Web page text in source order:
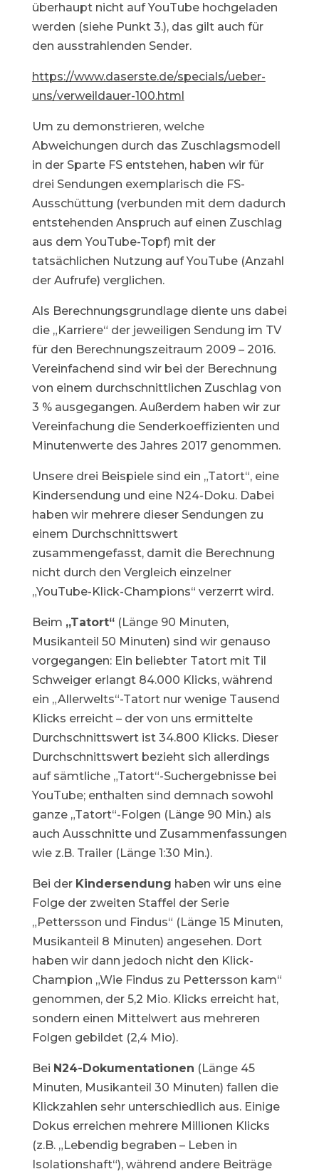
überhaupt nicht auf YouTube hochgeladen
werden (siehe Punkt 3.), das gilt auch für
den ausstrahlenden Sender.
https://www.daserste.de/specials/ueber-
uns/verweildauer-100.html
Um zu demonstrieren, welche
Abweichungen durch das Zuschlagsmodell
in der Sparte FS entstehen, haben wir für
drei Sendungen exemplarisch die FS-
Ausschüttung (verbunden mit dem dadurch
entstehenden Anspruch auf einen Zuschlag
aus dem YouTube-Topf) mit der
tatsächlichen Nutzung auf YouTube (Anzahl
der Aufrufe) verglichen.
Als Berechnungsgrundlage diente uns dabei
die „Karriere“ der jeweiligen Sendung im TV
für den Berechnungszeitraum 2009 – 2016.
Vereinfachend sind wir bei der Berechnung
von einem durchschnittlichen Zuschlag von
3 % ausgegangen. Außerdem haben wir zur
Vereinfachung die Senderkoeffizienten und
Minutenwerte des Jahres 2017 genommen.
Unsere drei Beispiele sind ein „Tatort“, eine
Kindersendung und eine N24-Doku. Dabei
haben wir mehrere dieser Sendungen zu
einem Durchschnittswert
zusammengefasst, damit die Berechnung
nicht durch den Vergleich einzelner
„YouTube-Klick-Champions“ verzerrt wird.
Beim „Tatort“(Länge 90 Minuten,
Musikanteil 50 Minuten) sind wir genauso
vorgegangen: Ein beliebter Tatort mit Til
Schweiger erlangt 84.000 Klicks, während
ein „Allerwelts“-Tatort nur wenige Tausend
Klicks erreicht – der von uns ermittelte
Durchschnittswert ist 34.800 Klicks. Dieser
Durchschnittswert bezieht sich allerdings
auf sämtliche „Tatort“-Suchergebnisse bei
YouTube; enthalten sind demnach sowohl
ganze „Tatort“-Folgen (Länge 90 Min.) als
auch Ausschnitte und Zusammenfassungen
wie z.B. Trailer (Länge 1:30 Min.).
Bei der Kindersendung haben wir uns eine
Folge der zweiten Staffel der Serie
„Pettersson und Findus“ (Länge 15 Minuten,
Musikanteil 8 Minuten) angesehen. Dort
haben wir dann jedoch nicht den Klick-
Champion „Wie Findus zu Pettersson kam“
genommen, der 5,2 Mio. Klicks erreicht hat,
sondern einen Mittelwert aus mehreren
Folgen gebildet (2,4 Mio).
Bei N24-Dokumentationen (Länge 45
Minuten, Musikanteil 30 Minuten) fallen die
Klickzahlen sehr unterschiedlich aus. Einige
Dokus erreichen mehrere Millionen Klicks
(z.B. „Lebendig begraben – Leben in
Isolationshaft“), während andere Beiträge